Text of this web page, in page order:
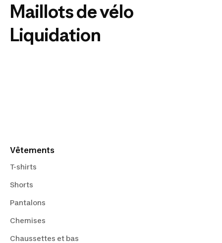
Maillots de vélo
Liquidation
Vêtements
T-shirts
Shorts
Pantalons
Chemises
Chaussettes et bas